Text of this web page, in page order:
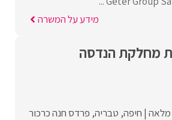
מידע על המשרה
מחלקת הנדסה
מלאה חיפה טבריה פרדס חנה כרכור